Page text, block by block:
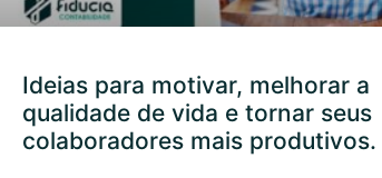
Ideias para motivar, melhorar a
qualidade de vida e tornar seus
colaboradores mais produtivos.